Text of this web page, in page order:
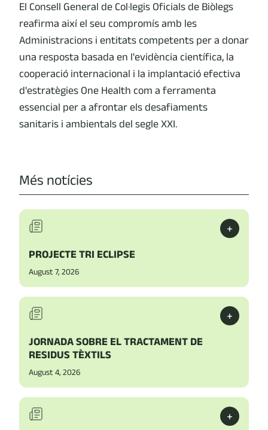
El Consell General de Col·legis Oficials de Biòlegs
reafirma així el seu compromís amb les
Administracions i entitats competents per a donar
una resposta basada en l'evidència científica, la
cooperació internacional i la implantació efectiva
d'estratègies One Health com a ferramenta
essencial per a afrontar els desafiaments
sanitaris i ambientals del segle XXI.
Més notícies
+
PROJECTE TRI ECLIPSE
August 7, 2026
+
JORNADA SOBRE EL TRACTAMENT DE
RESIDUS TÈXTILS
August 4, 2026
+